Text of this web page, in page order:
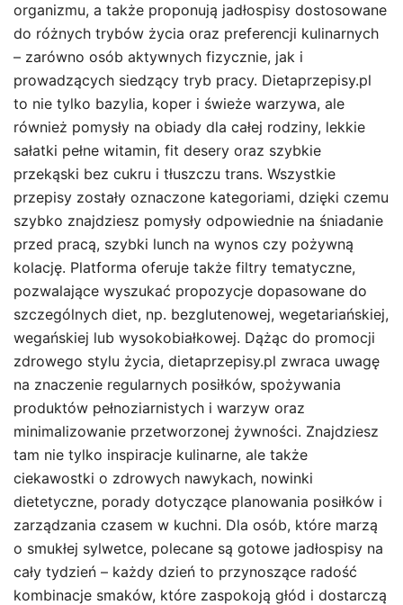
organizmu, a także proponują jadłospisy dostosowane
do różnych trybów życia oraz preferencji kulinarnych
– zarówno osób aktywnych fizycznie, jak i
prowadzących siedzący tryb pracy. Dietaprzepisy.pl
to nie tylko bazylia, koper i świeże warzywa, ale
również pomysły na obiady dla całej rodziny, lekkie
sałatki pełne witamin, fit desery oraz szybkie
przekąski bez cukru i tłuszczu trans. Wszystkie
przepisy zostały oznaczone kategoriami, dzięki czemu
szybko znajdziesz pomysły odpowiednie na śniadanie
przed pracą, szybki lunch na wynos czy pożywną
kolację. Platforma oferuje także filtry tematyczne,
pozwalające wyszukać propozycje dopasowane do
szczególnych diet, np. bezglutenowej, wegetariańskiej,
wegańskiej lub wysokobiałkowej. Dążąc do promocji
zdrowego stylu życia, dietaprzepisy.pl zwraca uwagę
na znaczenie regularnych posiłków, spożywania
produktów pełnoziarnistych i warzyw oraz
minimalizowanie przetworzonej żywności. Znajdziesz
tam nie tylko inspiracje kulinarne, ale także
ciekawostki o zdrowych nawykach, nowinki
dietetyczne, porady dotyczące planowania posiłków i
zarządzania czasem w kuchni. Dla osób, które marzą
o smukłej sylwetce, polecane są gotowe jadłospisy na
cały tydzień – każdy dzień to przynoszące radość
kombinacje smaków, które zaspokoją głód i dostarczą